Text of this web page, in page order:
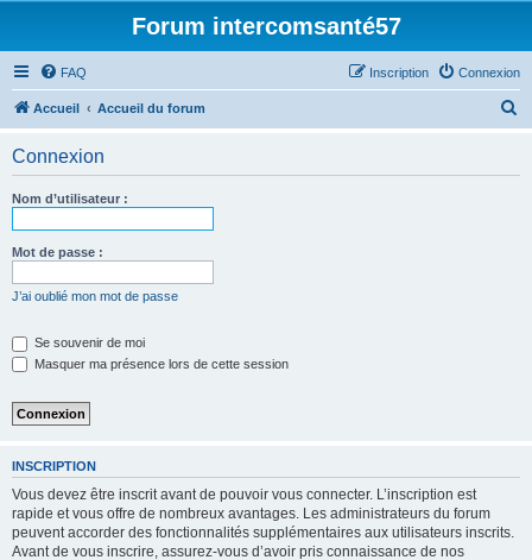
Forum intercomsanté57
FAQ Connexion
Inscription
Accueil Accueil du forum
Connexion
Nom d’utilisateur :
Mot de passe :
J’ai oublié mon mot de passe
Se souvenir de moi
Masquer ma présence lors de cette session
INSCRIPTION
Vous devez être inscrit avant de pouvoir vous connecter. L’inscription est
rapide et vous offre de nombreux avantages. Les administrateurs du forum
peuvent accorder des fonctionnalités supplémentaires aux utilisateurs inscrits.
Avant de vous inscrire, assurez-vous d’avoir pris connaissance de nos